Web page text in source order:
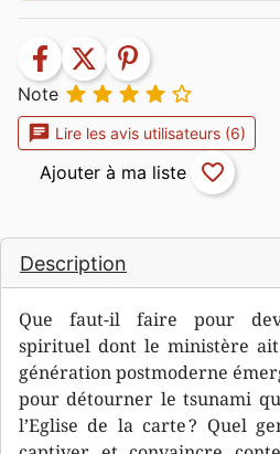
Description
Que faut-il faire pour
spirituel dont le ministère
génération postmoderne
pour détourner le tsunami
l’Eglise de la carte ? Quel
facebook twitter pinterest
Note     
chat Lire les avis utilisateurs (6)
favorite_border